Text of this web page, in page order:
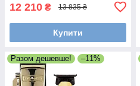
12 210 ₴ 13 835 ₴
Купити
Разом дешевше! –11%